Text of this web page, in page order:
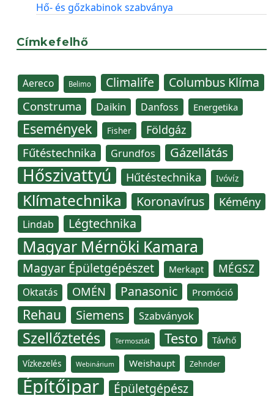
Hő- és gőzkabinok szabványa
Címkefelhő
Aereco Belimo Climalife Columbus Klíma
Construma Daikin Danfoss Energetika
Események Fisher Földgáz
Fűtéstechnika Grundfos Gázellátás
Hőszivattyú Hűtéstechnika Ivóvíz
Klímatechnika Koronavírus Kémény
Lindab Légtechnika
Magyar Mérnöki Kamara
Magyar Épületgépészet Merkapt MÉGSZ
Oktatás OMÉN Panasonic Promóció
Rehau Siemens Szabványok
Szellőztetés Termosztát Testo Távhő
Vízkezelés Webinárium Weishaupt Zehnder
Építőipar Épületgépész